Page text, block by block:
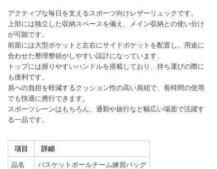
アクティブな毎日を支えるスポーツ向けレザーリュックです。
上部には独立した収納スペースを備え、メイン収納との使い分け
が可能です。
前面には大型ポケットと左右にサイドポケットを配置し、用途に
合わせた整理整頓がしやすい設計になっています。
トップには握りやすいハンドルを搭載しており、持ち運びの際に
も便利です。
肩への負担を軽減するクッション性の高い肩紐で、長時間の使用
でも快適に携行できます。
スポーツシーンはもちろん、通勤や旅行など幅広い場面で活躍す
る一品です。
項目 詳細
品名 バスケットボールチーム練習バッグ